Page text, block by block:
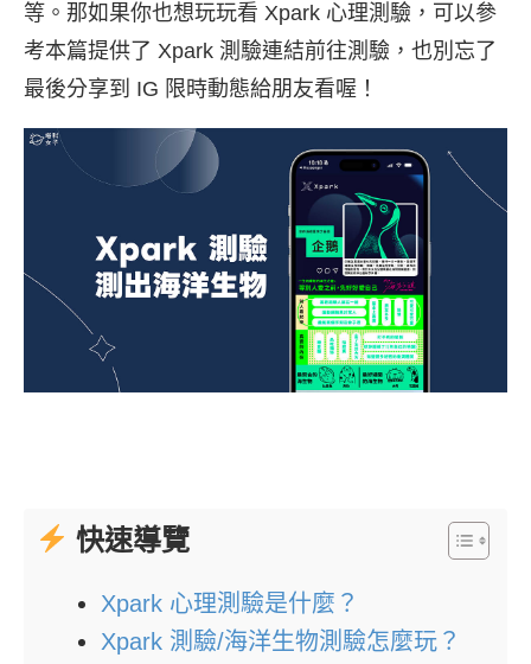
等。那如果你也想玩玩看 Xpark 心理測驗，可以參
考本篇提供了 Xpark 測驗連結前往測驗，也別忘了
最後分享到 IG 限時動態給朋友看喔！
快速導覽
Xpark 心理測驗是什麼？
Xpark 測驗/海洋生物測驗怎麼玩？